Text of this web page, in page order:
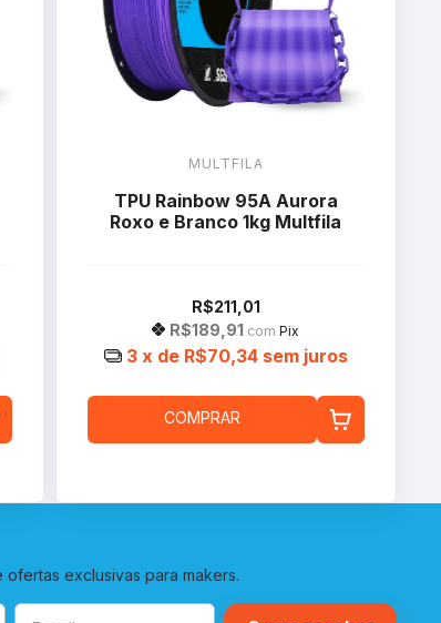
MULTFILA
TPU Rainbow 95A Aurora
Roxo e Branco 1kg Multfila
R$211,01
R$189,91 com Pix
3 x de R$70,34 sem juros
COMPRAR
exclusivas para makers.